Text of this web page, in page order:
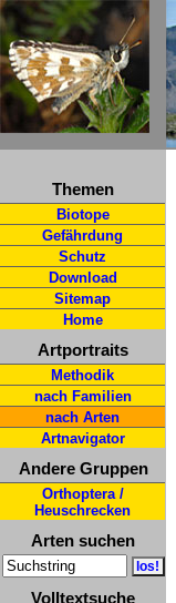
Themen
Biotope
Gefährdung
Schutz
Download
Sitemap
Home
Artportraits
Methodik
nach Familien
nach Arten
Artnavigator
Andere Gruppen
Orthoptera /
Heuschrecken
Arten suchen
Volltextsuche